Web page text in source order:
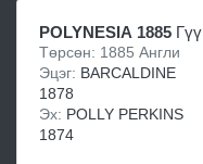
POLYNESIA 1885 Гүү
Төрсөн: 1885 Англи
Эцэг: BARCALDINE
1878
Эх: POLLY PERKINS
1874